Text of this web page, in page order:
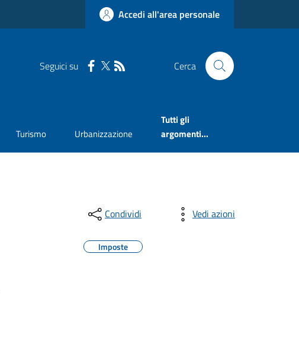
Accedi all'area personale
Seguici su Cerca
Turismo Urbanizzazione
Tutti gli
argomenti...
Condividi Vedi azioni
Imposte